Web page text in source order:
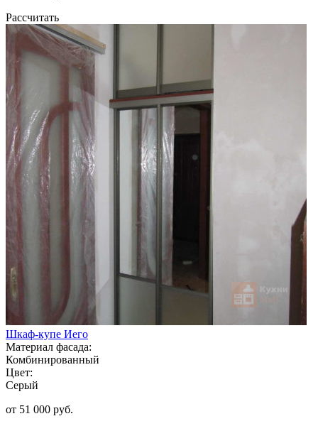
Рассчитать
Шкаф-купе Иего
Материал фасада:
Комбинированный
Цвет:
Серый
от 51 000 руб.